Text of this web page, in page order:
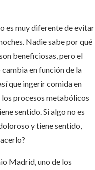
es muy diferente de evitar
Nadie sabe por qué
beneficiosas, pero el
en función de la
que ingerir comida en
los procesos metabólicos
sentido. Si algo no es
y tiene sentido,
Madrid, uno de los